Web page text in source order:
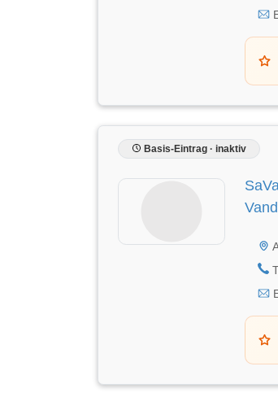
Basis-Eintrag · inaktiv